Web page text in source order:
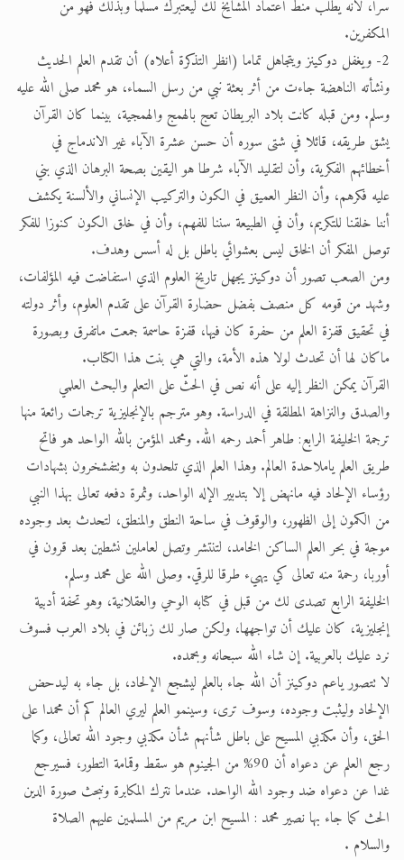
سرا، لأنه يطلب منط اعتماد المشايخ لك ليعتبرك مسلما وبذلك فهو من
المكفرين.
2- ويغفل دوكينز ويتجاهل تماما (انظر التذكرة أعلاه) أن تقدم العلم الحديث
ونشأته الناهضة جاءت من أثر بعثة نبي من رسل السماء، هو محمد صلى الله عليه
وسلم. ومن قبله كانت بلاد البريطان تعج بالهمج والهمجية، بينما كان القرآن
يشق طريقه، قائلا في شتى سوره أن حسن عشرة الآباء غير الاندماج في
أخطائهم الفكرية، وأن لتقليد الآباء شرطا هو اليقين بصحة البرهان الذي بني
عليه فكرهم، وأن النظر العميق في الكون والتركيب الإنساني والألسنة يكشف
أننا خلقنا للتكريم، وأن في الطبيعة سننا للفهم، وأن في خلق الكون كنوزا للفكر
توصل المفكر أن الخلق ليس بعشوائي باطل بل له أسس وهدف.
ومن الصعب تصور أن دوكينز يجهل تاريخ العلوم الذي استفاضت فيه المؤلفات،
وشهد من قومه كل منصف بفضل حضارة القرآن على تقدم العلوم، وأثر دولته
في تحقيق قفزة العلم من حفرة كان فيها، قفزة حاسمة جمعت ماتفرق وبصورة
ماكان لها أن تحدث لولا هذه الأمة، والتي هي بنت هذا الكتاب.
القرآن يمكن النظر إليه على أنه نص في الحثّ على التعلم والبحث العلمي
والصدق والنزاهة المطلقة في الدراسة. وهو مترجم بالإنجليزية ترجمات رائعة منها
ترجمة الخليفة الرابع: طاهر أحمد رحمه الله. ومحمد المؤمن بالله الواحد هو فاتح
طريق العلم ياملاحدة العالم. وهذا العلم الذي تلحدون به وتتفشخرون بشهادات
رؤساء الإلحاد فيه مانهض إلا بتدبير الإله الواحد، وثمرة دفعه تعالى بهذا النبي
من الكمون إلى الظهور، والوقوف في ساحة النطق والمنطق، لتحدث بعد وجوده
موجة في بحر العلم الساكن الخامد، لتنتشر وتصل لعاملين نشطين بعد قرون في
أوربا، رحمة منه تعالى كي يهيء طرقا للرقي. وصلى الله على محمد وسلم.
الخليفة الرابع تصدى لك من قبل في كتابه الوحي والعقلانية، وهو تحفة أدبية
إنجليزية، كان عليك أن تواجهها، ولكن صار لك زبائن في بلاد العرب فسوف
نرد عليك بالعربية. إن شاء الله سبحانه وبحمده.
لا تتصور ياعم دوكينز أن الله جاء بالعلم ليشجع الإلحاد، بل جاء به ليدحض
الإلحاد وليثبت وجوده، وسوف ترى، وسينمو العلم ليري العالم كم أن محمدا على
الحق، وأن مكذبي المسيح على باطل شأنهم شأن مكذبي وجود الله تعالى، وكما
رجع العلم عن دعواه أن 90% من الجينوم هو سقط وقمامة التطور، فسيرجع
غدا عن دعواه ضد وجود الله الواحد. عندما نترك المكابرة ونبحث صورة الدين
الحث كما جاء بها نصير محمد : المسيح ابن مريم من المسلمين عليهم الصلاة
والسلام .